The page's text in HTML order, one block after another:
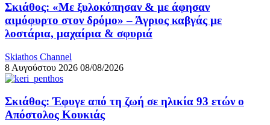
Σκιάθος: «Με ξυλοκόπησαν & με άφησαν
αιμόφυρτο στον δρόμο» – Άγριος καβγάς με
λοστάρια, μαχαίρια & σφυριά
Skiathos Channel
8 Αυγούστου 2026 08/08/2026
Σκιάθος: Έφυγε από τη ζωή σε ηλικία 93 ετών ο
Απόστολος Κουκιάς